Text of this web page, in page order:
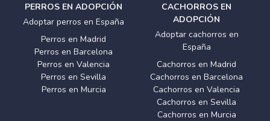
PERROS EN ADOPCIÓN
Adoptar perros en España
Perros en Madrid
Perros en Barcelona
Perros en Valencia
Perros en Sevilla
Perros en Murcia
CACHORROS EN
ADOPCIÓN
Adoptar cachorros en
España
Cachorros en Madrid
Cachorros en Barcelona
Cachorros en Valencia
Cachorros en Sevilla
Cachorros en Murcia